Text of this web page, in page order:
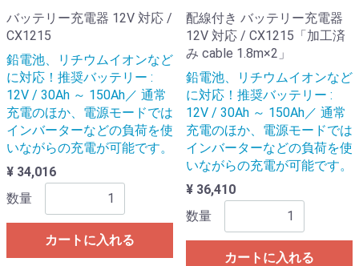
バッテリー充電器 12V 対応 /
CX1215
鉛電池、リチウムイオンなど
に対応！推奨バッテリー :
12V / 30Ah ～ 150Ah／ 通常
充電のほか、電源モードでは
インバーターなどの負荷を使
いながらの充電が可能です。
¥ 34,016
数量
カートに入れる
配線付き バッテリー充電器
12V 対応 / CX1215「加工済
み cable 1.8m×2」
鉛電池、リチウムイオンなど
に対応！推奨バッテリー :
12V / 30Ah ～ 150Ah／ 通常
充電のほか、電源モードでは
インバーターなどの負荷を使
いながらの充電が可能です。
¥ 36,410
数量
カートに入れる